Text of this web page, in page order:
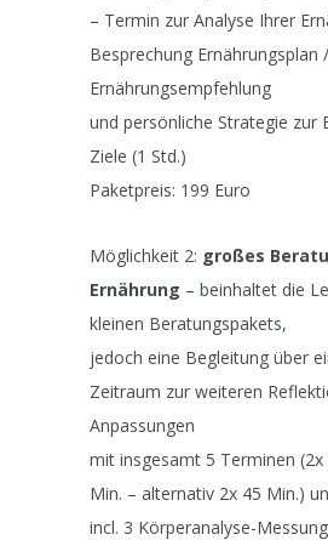
– Termin zur Analyse Ihrer
Besprechung Ernährungsplan /
Ernährungsempfehlung
und persönliche Strategie zur
Ziele (1 Std.)
Paketpreis: 199 Euro
Möglichkeit 2: großes
Ernährung – beinhaltet die
kleinen Beratungspakets,
jedoch eine Begleitung über
Zeitraum zur weiteren
Anpassungen
mit insgesamt 5 Terminen (2x
Min. – alternativ 2x 45 Min.)
incl. 3 Körperanalyse-